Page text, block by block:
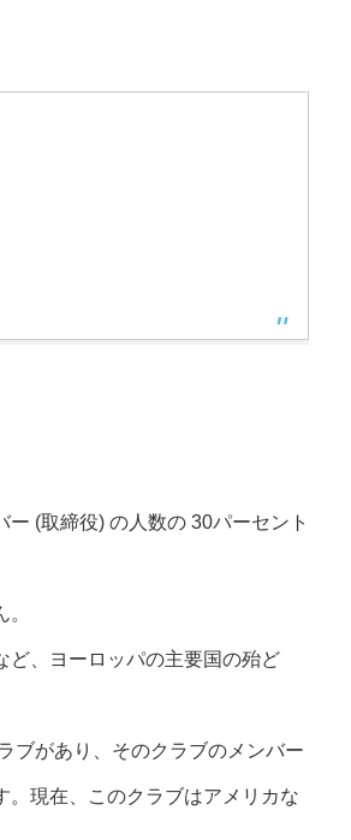
(取締役) の人数の 30パーセント
ど、ヨーロッパの主要国の殆ど
ブがあり、そのクラブのメンバー
。現在、このクラブはアメリカな